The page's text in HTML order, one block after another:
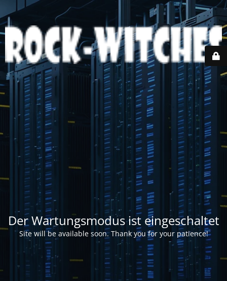
Der Wartungsmodus ist eingeschaltet
Site will be available soon. Thank you for your patience!